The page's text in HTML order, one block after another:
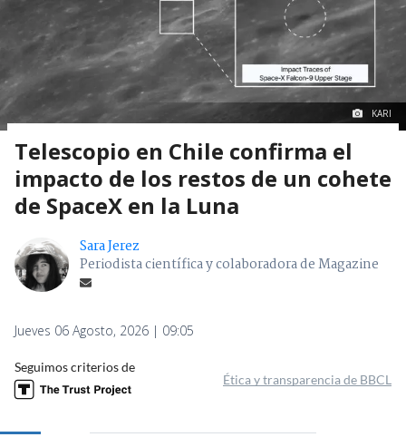
KARI
Telescopio en Chile confirma el
impacto de los restos de un cohete
de SpaceX en la Luna
Sara Jerez
Periodista científica y colaboradora de Magazine
Jueves 06 Agosto, 2026 | 09:05
Seguimos criterios de
Ética y transparencia de BBCL